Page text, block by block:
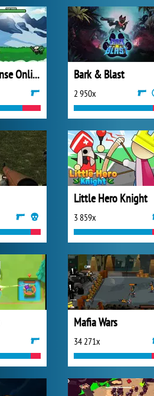
Castle Defense Online Bark & Blast
2 950x
Little Hero Knight
3 859x
Mafia Wars
34 271x